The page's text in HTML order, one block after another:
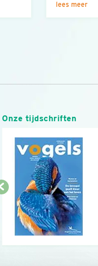
lees meer
Onze tijdschriften